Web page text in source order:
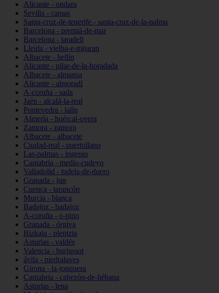
Alicante - ondara
Sevilla - camas
Santa-cruz-de-tenerife - santa-cruz-de-la-palma
Barcelona - premià-de-mar
Barcelona - taradell
Lleida - vielha-e-mijaran
Albacete - hellín
Alicante - pilar-de-la-horadada
Albacete - almansa
Alicante - almoradí
A-coruña - sada
Jaén - alcalá-la-real
Pontevedra - lalín
Almería - huércal-overa
Zamora - zamora
Albacete - albacete
Ciudad-real - puertollano
Las-palmas - ingenio
Cantabria - medio-cudeyo
Valladolid - tudela-de-duero
Granada - jun
Cuenca - tarancón
Murcia - blanca
Badajoz - badajoz
A-coruña - o-pino
Granada - órgiva
Bizkaia - plentzia
Asturias - valdés
Valencia - burjassot
ávila - piedralaves
Girona - la-jonquera
Cantabria - cabezón-de-liébana
Asturias - lena